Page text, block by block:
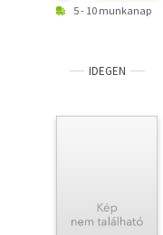
5 - 10 munkanap
IDEGEN